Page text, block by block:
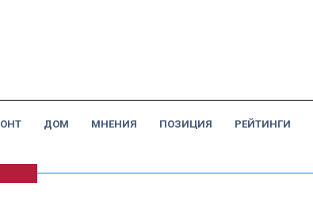
ДОМ МНЕНИЯ ПОЗИЦИЯ РЕЙТИНГИ